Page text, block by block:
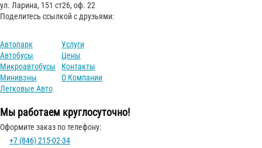
ул. Ларина, 151 ст26, оф. 22
Поделитесь ссылкой с друзьями:
Автопарк
Автобусы
Микроавтобусы
Минивэны
Легковые Авто
Услуги
Цены
Контакты
О Компании
Мы работаем круглосуточно!
Оформите заказ по телефону:
+7 (846) 215-02-34